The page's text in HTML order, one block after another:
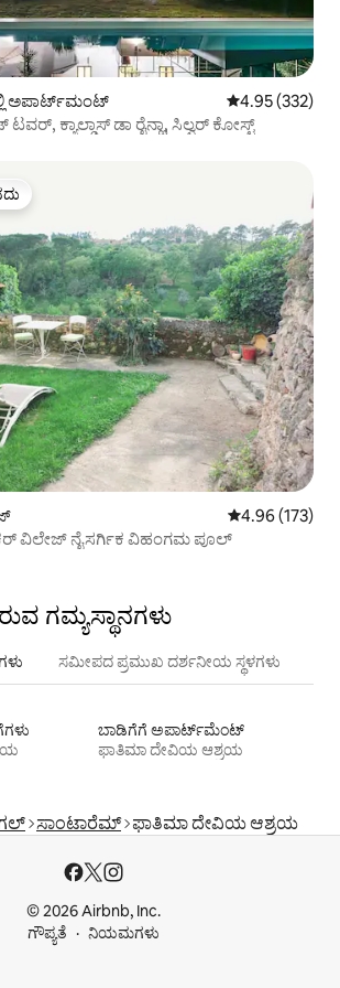
ಅಪಾರ್ಟ್‌ಮಂಟ್ 5 ರಲ್ಲಿ 4.95
4.95 (332)
ಕ್ಯಾಲ್ಡಾಸ್ ಡಾ ರೈನ್ಹಾ, ಸಿಲ್ವರ್ ಕೋಸ್ಟ್
5 ರಲ್ಲಿ 4.96
4.96 (173)
ಮಾನ್ರಿಯಲ್ pt ನೇಚರ್ ವಿಲೇಜ್ ನೈಸರ್ಗಿಕ ವಿಹಂಗಮ ಪೂಲ್
ಗಮ್ಯಸ್ಥಾನಗಳು
ಸಮೀಪದ ಪ್ರಮುಖ ದರ್ಶನೀಯ ಸ್ಥಳಗಳು
ಬಾಡಿಗೆಗೆ ಅಪಾರ್ಟ್‌ಮೆಂಟ್‌
ಫಾತಿಮಾ ದೇವಿಯ ಆಶ್ರಯ
ಸಾಂಟಾರೆಮ್ ಫಾತಿಮಾ ದೇವಿಯ ಆಶ್ರಯ
© 2026 Airbnb, Inc.
ಗೌಪ್ಯತೆ
ನಿಯಮಗಳು